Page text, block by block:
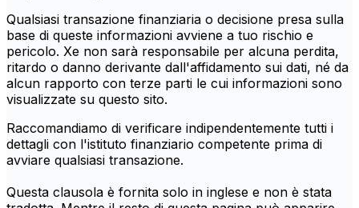
Qualsiasi transazione finanziaria o decisione presa sulla
base di queste informazioni avviene a tuo rischio e
pericolo. Xe non sarà responsabile per alcuna perdita,
ritardo o danno derivante dall'affidamento sui dati, né da
alcun rapporto con terze parti le cui informazioni sono
visualizzate su questo sito.
Raccomandiamo di verificare indipendentemente tutti i
dettagli con l'istituto finanziario competente prima di
avviare qualsiasi transazione.
Questa clausola è fornita solo in inglese e non è stata